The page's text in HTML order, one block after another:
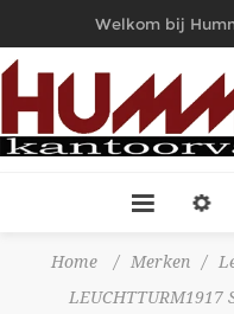
Welkom bij
Home / Merken /
LEUCHTTURM1917